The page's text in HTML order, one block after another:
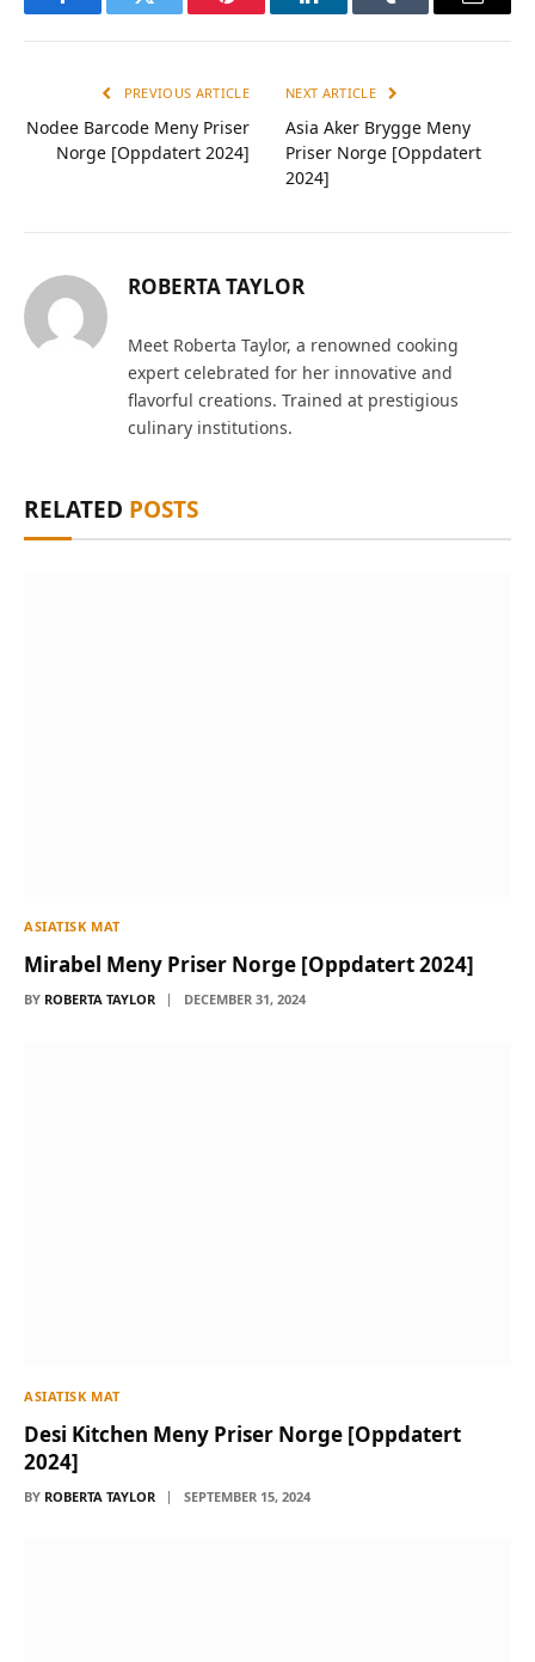
FacebookTwitter Pinterest LinkedInTumblr Email
PREVIOUS ARTICLE
Nodee Barcode Meny Priser
Norge [Oppdatert 2024]
NEXT ARTICLE
Asia Aker Brygge Meny
Priser Norge [Oppdatert
2024]
ROBERTA TAYLOR
Meet Roberta Taylor, a renowned cooking
expert celebrated for her innovative and
flavorful creations. Trained at prestigious
culinary institutions.
RELATED POSTS
ASIATISK MAT
Mirabel Meny Priser Norge [Oppdatert 2024]
BY ROBERTA TAYLOR DECEMBER 31, 2024
ASIATISK MAT
Desi Kitchen Meny Priser Norge [Oppdatert
2024]
BY ROBERTA TAYLOR SEPTEMBER 15, 2024